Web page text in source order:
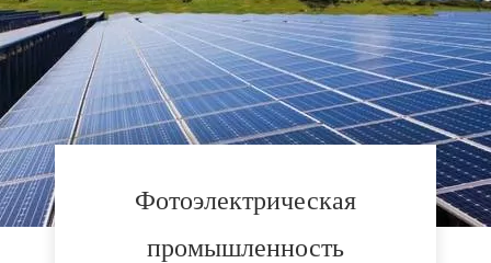
Фотоэлектрическая
промышленность